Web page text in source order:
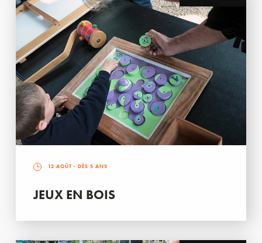
12 AOÛT - DÈS 5 ANS
JEUX EN BOIS